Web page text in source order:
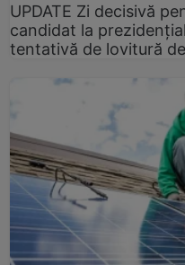
UPDATE Zi decisivă
candidat la
tentativă de lovitură